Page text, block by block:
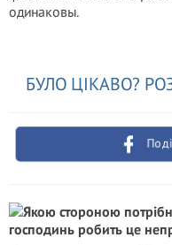
одинаковы.
БУЛО ЦІКАВО?